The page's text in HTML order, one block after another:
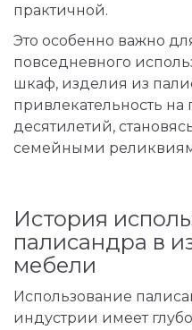
практичной.
Это особенно важно
повседневного
шкаф, изделия из
привлекательность
десятилетий,
семейными
История
палисандра в
мебели
Использование
индустрии имеет